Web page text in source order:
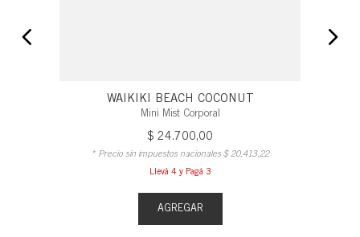
WAIKIKI BEACH COCONUT
Mini Mist Corporal
$ 24.700,00
* Precio sin impuestos nacionales $ 20.413, 22
Llevá 4 y Pagá 3
AGREGAR